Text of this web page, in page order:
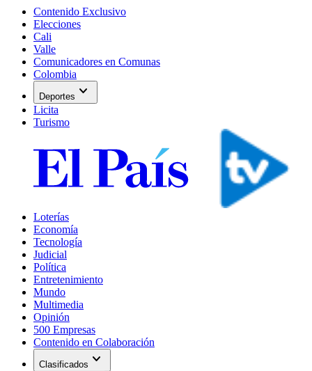
Contenido Exclusivo
Elecciones
Cali
Valle
Comunicadores en Comunas
Colombia
Deportes expand_more
Licita
Turismo
Loterías
Economía
Tecnología
Judicial
Política
Entretenimiento
Mundo
Multimedia
Opinión
500 Empresas
Contenido en Colaboración
Clasificados expand_more